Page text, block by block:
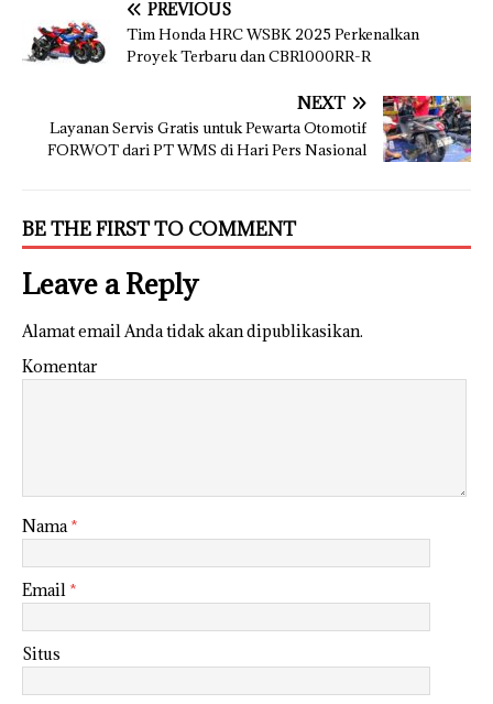
PREVIOUS
Tim Honda HRC WSBK 2025 Perkenalkan
Proyek Terbaru dan CBR1000RR-R
NEXT
Layanan Servis Gratis untuk Pewarta Otomotif
FORWOT dari PT WMS di Hari Pers Nasional
BE THE FIRST TO COMMENT
Leave a Reply
Alamat email Anda tidak akan dipublikasikan.
Komentar
Nama *
Email *
Situs